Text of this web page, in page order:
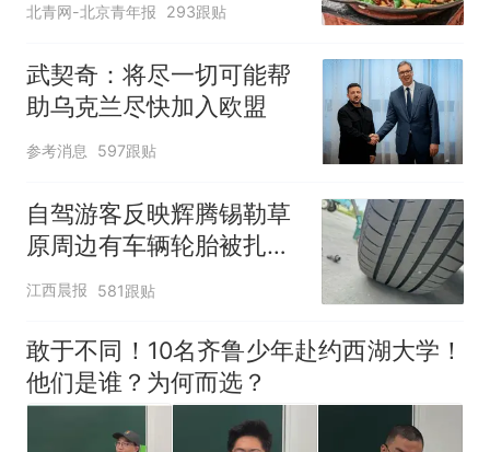
北青网-北京青年报 293跟贴
武契奇：将尽一切可能帮
助乌克兰尽快加入欧盟
参考消息 597跟贴
自驾游客反映辉腾锡勒草
原周边有车辆轮胎被扎，
修理店铺换胎价格高达千
元，官方发布情况通报
江西晨报 581跟贴
敢于不同！10名齐鲁少年赴约西湖大学！
他们是谁？为何而选？